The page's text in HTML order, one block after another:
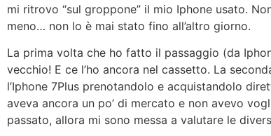
mi ritrovo “sul groppone” il mio Iphone usato.
meno… non lo è mai stato fino all’altro giorno.
La prima volta che ho fatto il passaggio (da
vecchio! E ce l’ho ancora nel cassetto. La
l’Iphone 7Plus prenotandolo e acquistandolo
aveva ancora un po’ di mercato e non avevo
passato, allora mi sono messa a valutare le